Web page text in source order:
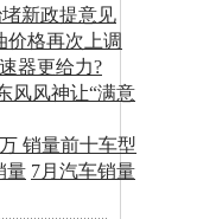
新政提意见
价格再次上调
器更给力?
风风神让“满意
销量前十车型
量 7月汽车销量